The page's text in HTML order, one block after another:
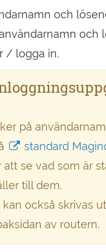
och
och
/ logga in.
på
standard
att se vad som är
till dem.
också skrivas
av routern.